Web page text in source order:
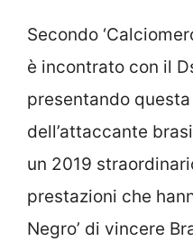
Secondo
è incontrato con il
presentando
dell’attaccante
un 2019
prestazioni che
Negro’ di vincere